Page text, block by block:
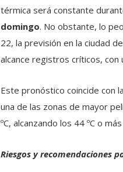
térmica será constante
domingo. No obstante, lo
22, la previsión en la ciudad
alcance registros críticos, con
Este pronóstico coincide con
una de las zonas de mayor
ºC, alcanzando los 44 ºC o
Riesgos y recomendaciones